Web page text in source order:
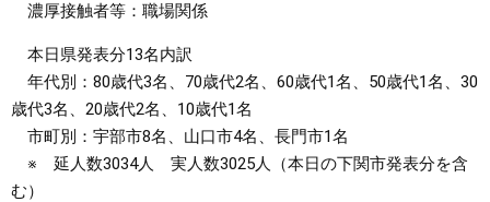
濃厚接触者等：職場関係
本日県発表分13名内訳
年代別：80歳代3名、70歳代2名、60歳代1名、50歳代1名、30
歳代3名、20歳代2名、10歳代1名
市町別：宇部市8名、山口市4名、長門市1名
※ 延人数3034人 実人数3025人（本日の下関市発表分を含
む）